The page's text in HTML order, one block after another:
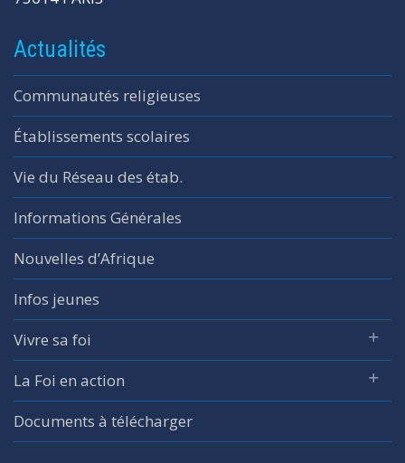
Actualités
Communautés religieuses
Établissements scolaires
Vie du Réseau des étab.
Informations Générales
Nouvelles d’Afrique
Infos jeunes
Vivre sa foi
La Foi en action
Documents à télécharger